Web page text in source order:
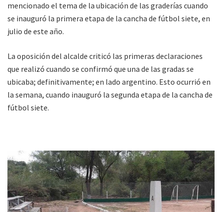
mencionado el tema de la ubicación de las graderías cuando
se inauguró la primera etapa de la cancha de fútbol siete, en
julio de este año.
La oposición del alcalde criticó las primeras declaraciones
que realizó cuando se confirmó que una de las gradas se
ubicaba; definitivamente; en lado argentino. Esto ocurrió en
la semana, cuando inauguró la segunda etapa de la cancha de
fútbol siete.